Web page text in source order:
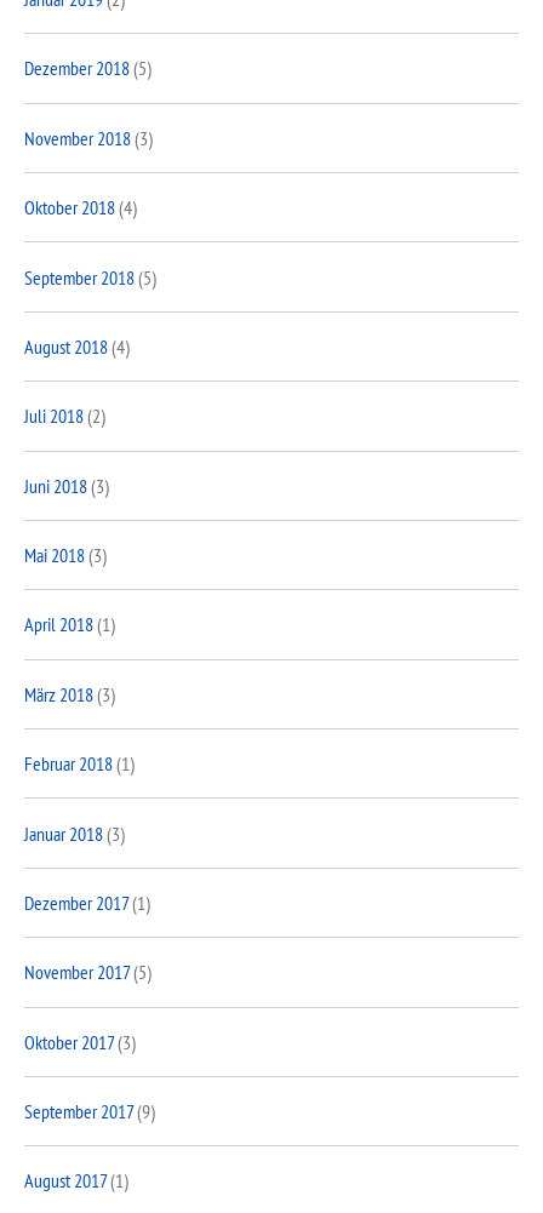
Dezember 2018(5)
November 2018(3)
Oktober 2018(4)
September 2018(5)
August 2018(4)
Juli 2018(2)
Juni 2018(3)
Mai 2018(3)
April 2018(1)
März 2018(3)
Februar 2018(1)
Januar 2018(3)
Dezember 2017(1)
November 2017(5)
Oktober 2017(3)
September 2017(9)
August 2017(1)